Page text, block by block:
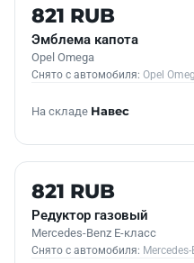
КОНТРАКТНАЯ
821 RUB
Эмблема капота
Opel Omega
Снято с автомобиля: Opel
На складе Навес
Б/У В НАЛИЧИИ
821 RUB
Редуктор газовый
Mercedes-Benz E-класс
Снято с автомобиля: